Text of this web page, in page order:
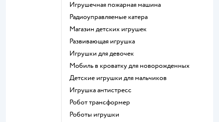
Игрушечная пожарная машина
Радиоуправляемые катера
Магазин детских игрушек
Развивающая игрушка
Игрушки для девочек
Мобиль в кроватку для новорожденных
Детские игрушки для мальчиков
Игрушка антистресс
Робот трансформер
Роботы игрушки